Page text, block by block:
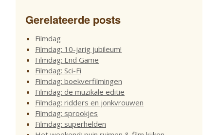
Gerelateerde posts
Filmdag
Filmdag: 10-jarig jubileum!
Filmdag: End Game
Filmdag: Sci-Fi
Filmdag: boekverfilmingen
Filmdag: de muzikale editie
Filmdag: ridders en jonkvrouwen
Filmdag: sprookjes
Filmdag: superhelden